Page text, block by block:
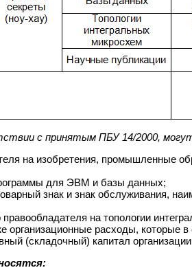
с принятым ПБУ 14/2000,
на изобретения, промышленные
для ЭВМ и базы данных;
знак и знак обслуживания,
на топологии
организационные расходы, которые
(складочный) капитал